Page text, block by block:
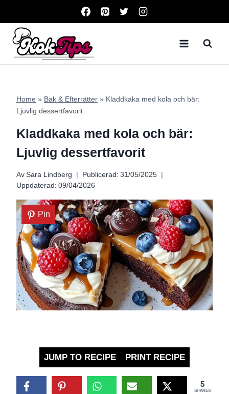
content
Home » Bak & Efterrätter » Kladdkaka med kola och bär:
Ljuvlig dessertfavorit
Kladdkaka med kola och bär:
Ljuvlig dessertfavorit
Av Sara Lindberg Publicerad: 31/05/2025
Uppdaterad: 09/04/2026
Pin
JUMP TO RECIPE PRINT RECIPE
5
SHARES